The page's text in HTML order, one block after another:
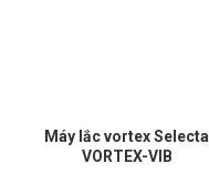
Máy lắc vortex Selecta
VORTEX-VIB